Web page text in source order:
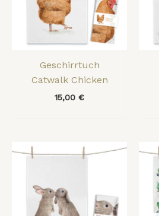
Geschirrtuch
Catwalk Chicken
15,00 €